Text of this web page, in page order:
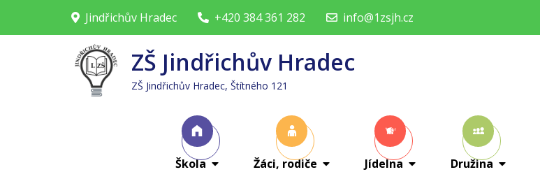
Jindřichův Hradec +420 384 361 282 info@1zsjh.cz
ZŠ Jindřichův Hradec
ZŠ Jindřichův Hradec, Štítného 121
Škola Žáci, rodiče Jídelna Družina